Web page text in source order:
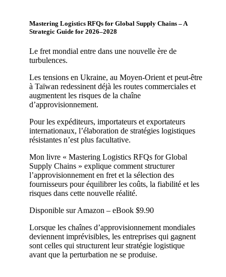
Mastering Logistics RFQs for Global Supply Chains – A
Strategic Guide for 2026–2028
Le fret mondial entre dans une nouvelle ère de
turbulences.
Les tensions en Ukraine, au Moyen-Orient et peut-être
à Taïwan redessinent déjà les routes commerciales et
augmentent les risques de la chaîne
d’approvisionnement.
Pour les expéditeurs, importateurs et exportateurs
internationaux, l’élaboration de stratégies logistiques
résistantes n’est plus facultative.
Mon livre « Mastering Logistics RFQs for Global
Supply Chains » explique comment structurer
l’approvisionnement en fret et la sélection des
fournisseurs pour équilibrer les coûts, la fiabilité et les
risques dans cette nouvelle réalité.
Disponible sur Amazon – eBook $9.90
Lorsque les chaînes d’approvisionnement mondiales
deviennent imprévisibles, les entreprises qui gagnent
sont celles qui structurent leur stratégie logistique
avant que la perturbation ne se produise.